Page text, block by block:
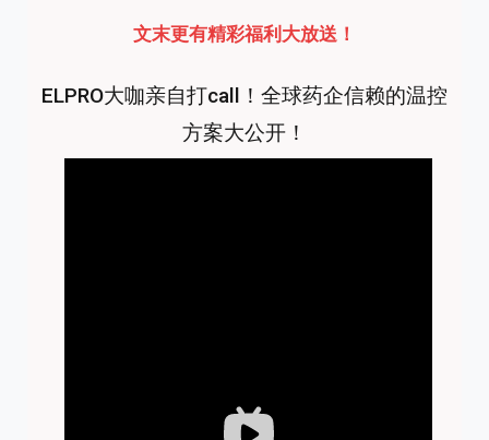
文末更有精彩福利大放送！
ELPRO大咖亲自打call！全球药企信赖的温控
方案大公开！